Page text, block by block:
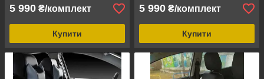
5 990 ₴/комплект
Купити
5 990 ₴/комплект
Купити